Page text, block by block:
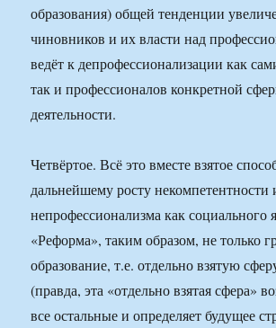
образования) общей тенденции
чиновников и их власти над
ведёт к депрофессионализации как
так и профессионалов конкретной
деятельности.
Четвёртое. Всё это вместе взятое
дальнейшему росту некомпетентности
непрофессионализма как социального
«Реформа», таким образом, не только
образование, т.е. отдельно взятую
(правда, эта «отдельно взятая сфера»
все остальные и определяет будущее